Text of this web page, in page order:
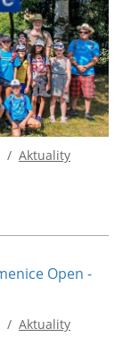
/ Aktuality
/ Aktuality